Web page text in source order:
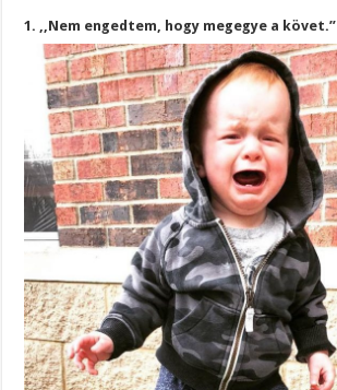
1. ,,Nem engedtem, hogy megegye a követ.”